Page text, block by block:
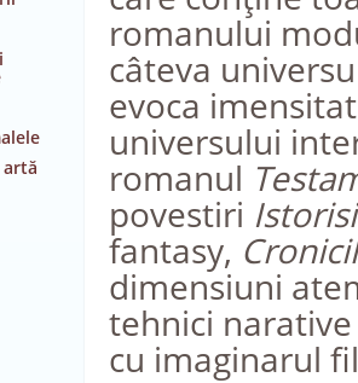
romanului
câteva
evoca
universului
romanul
povestiri
fantasy,
dimensiuni
tehnici
cu imaginarul